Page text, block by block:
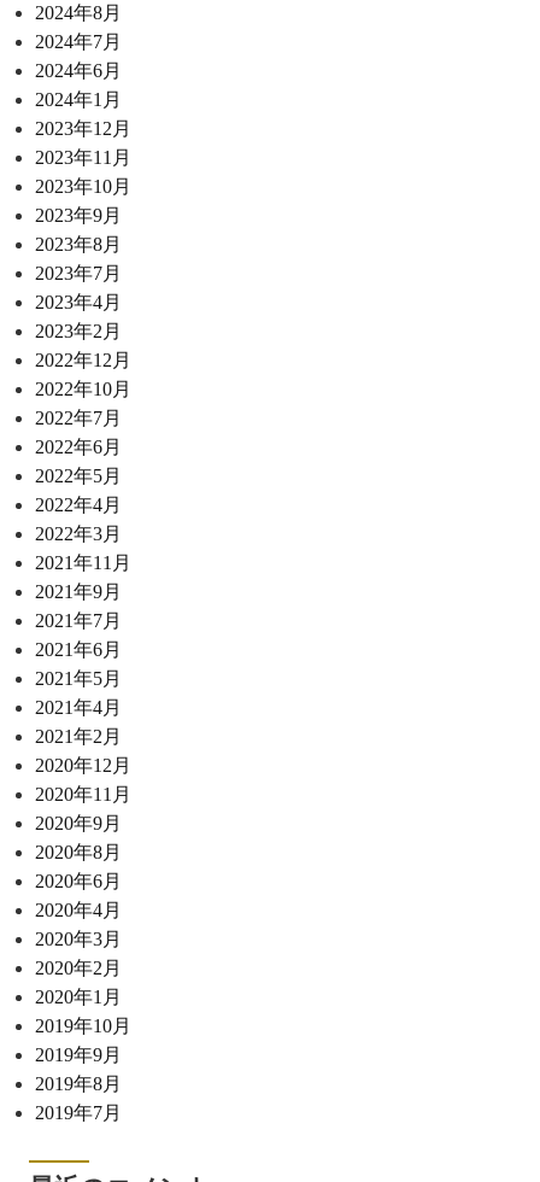
2024年8月
2024年7月
2024年6月
2024年1月
2023年12月
2023年11月
2023年10月
2023年9月
2023年8月
2023年7月
2023年4月
2023年2月
2022年12月
2022年10月
2022年7月
2022年6月
2022年5月
2022年4月
2022年3月
2021年11月
2021年9月
2021年7月
2021年6月
2021年5月
2021年4月
2021年2月
2020年12月
2020年11月
2020年9月
2020年8月
2020年6月
2020年4月
2020年3月
2020年2月
2020年1月
2019年10月
2019年9月
2019年8月
2019年7月